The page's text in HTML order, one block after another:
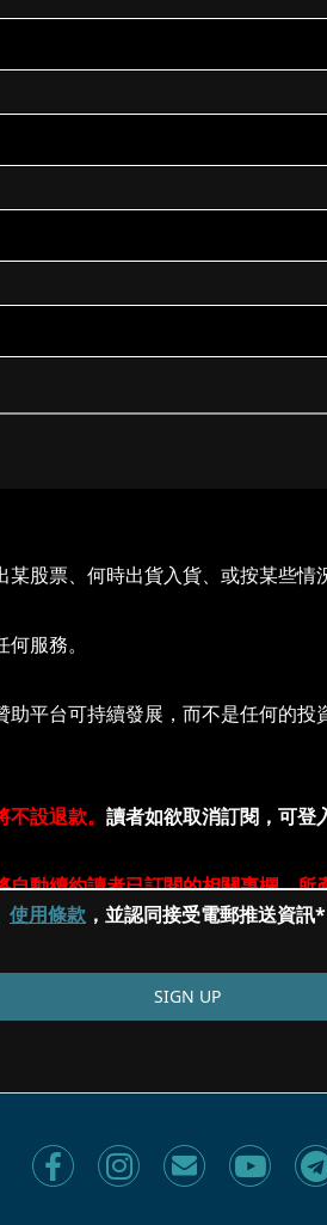
使用條款 ，並認同接受電郵推送資訊*